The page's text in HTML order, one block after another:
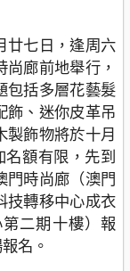
廿七日，逢周六
廊前地舉行，
包括多層花藝髮
飾、迷你皮革吊
製飾物將於十月
額有限，先到
門時尚廊（澳門
技轉移中心成衣
二期十樓）報
名。